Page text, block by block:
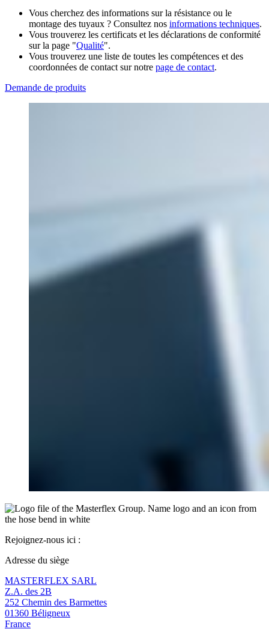
Vous cherchez des informations sur la résistance ou le
montage des tuyaux ? Consultez nos informations techniques.
Vous trouverez les certificats et les déclarations de conformité
sur la page "Qualité".
Vous trouverez une liste de toutes les compétences et des
coordonnées de contact sur notre page de contact.
Demande de produits
Rejoignez-nous ici :
Adresse du siège
MASTERFLEX SARL
Z.A. des 2B
252 Chemin des Barmettes
01360 Béligneux
France